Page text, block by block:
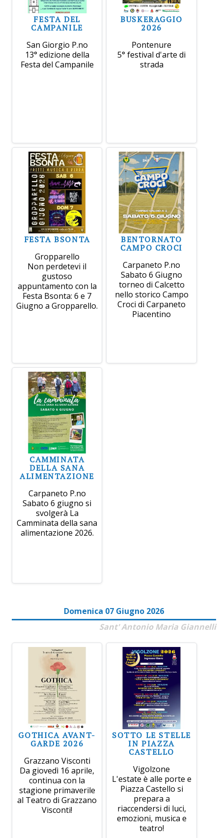
FESTA DEL
CAMPANILE
San Giorgio P.no
13° edizione della
Festa del Campanile
BUSKERAGGIO
2026
Pontenure
5° festival d'arte di
strada
FESTA BSONTA
Gropparello
Non perdetevi il
gustoso
appuntamento con la
Festa Bsonta: 6 e 7
Giugno a Gropparello.
BENTORNATO
CAMPO CROCI
Carpaneto P.no
Sabato 6 Giugno
torneo di Calcetto
nello storico Campo
Croci di Carpaneto
Piacentino
CAMMINATA
DELLA SANA
ALIMENTAZIONE
Carpaneto P.no
Sabato 6 giugno si
svolgerà La
Camminata della sana
alimentazione 2026.
Domenica 07 Giugno 2026
Sant' Antonio Maria Giannelli
GOTHICA AVANT-
GARDE 2026
Grazzano Visconti
Da giovedì 16 aprile,
continua con la
stagione primaverile
al Teatro di Grazzano
Visconti!
SOTTO LE STELLE
IN PIAZZA
CASTELLO
Vigolzone
L'estate è alle porte e
Piazza Castello si
prepara a
riaccendersi di luci,
emozioni, musica e
teatro!